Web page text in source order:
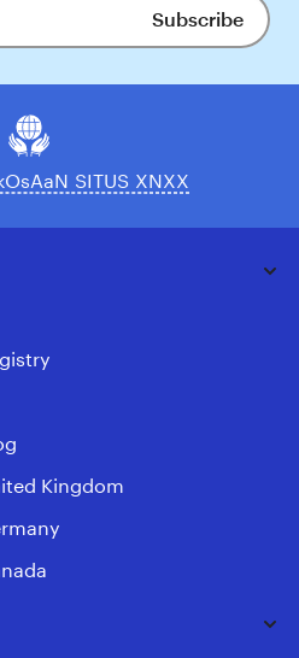
Subscribe
SITUS XNXX
Kingdom